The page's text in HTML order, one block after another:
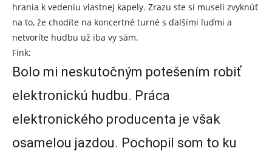
hrania k vedeniu vlastnej kapely. Zrazu ste si museli zvyknúť
na to, že chodíte na koncertné turné s ďalšími ľuďmi a
netvoríte hudbu už iba vy sám.
Fink:
Bolo mi neskutočným potešením robiť
elektronickú hudbu. Práca
elektronického producenta je však
osamelou jazdou. Pochopil som to ku